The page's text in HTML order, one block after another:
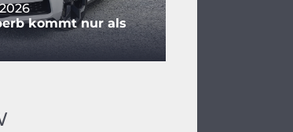
kommt nur als